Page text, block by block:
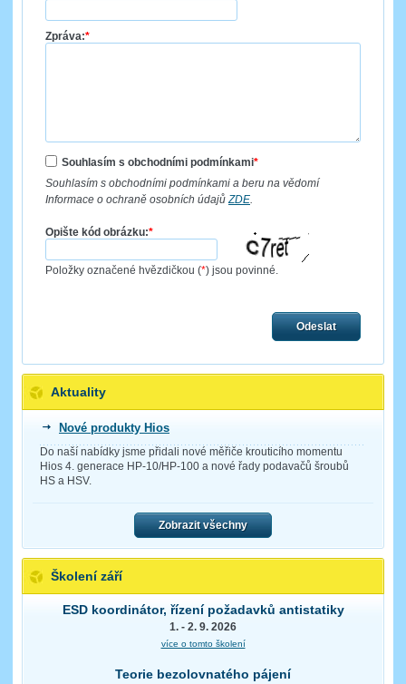
Zpráva:*
Souhlasím s obchodními podmínkami*
Souhlasím s obchodními podmínkami a beru na vědomí
Informace o ochraně osobních údajů ZDE
Opište kód obrázku:*
Položky označené hvězdičkou (*) jsou povinné.
Odeslat
Aktuality
Nové produkty Hios
Do naší nabídky jsme přidali nové měřiče krouticího momentu
Hios 4. generace HP-10/HP-100 a nové řady podavačů šroubů
HS a HSV.
Zobrazit všechny
Školení září
ESD koordinátor, řízení požadavků antistatiky
1. - 2. 9. 2026
více o tomto školení
Teorie bezolovnatého pájení